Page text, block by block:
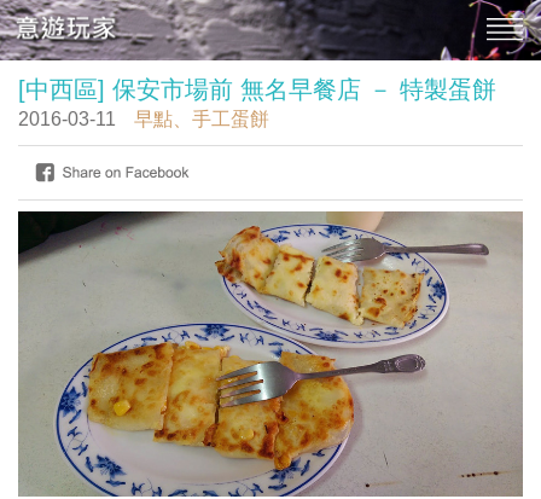
[中西區] 保安市場前 無名早餐店 － 特製蛋餅
2016-03-11 早點、手工蛋餅